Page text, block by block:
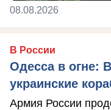
08.08.2026
В России
Одесса в огне:
украинские
Армия России